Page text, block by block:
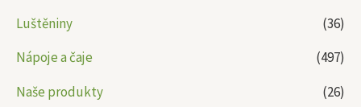
Luštěniny
(36)
Nápoje a čaje
(497)
Naše produkty
(26)